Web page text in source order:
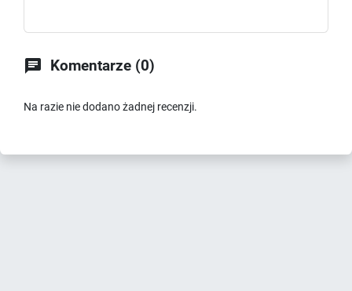
 Komentarze (0)
Na razie nie dodano żadnej recenzji.